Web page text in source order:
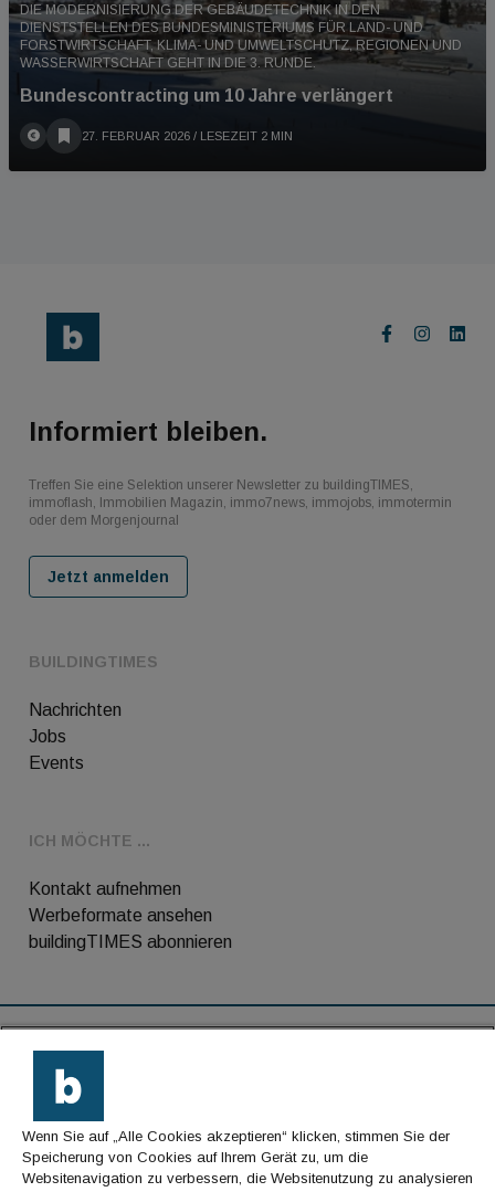
DIE MODERNISIERUNG DER GEBÄUDETECHNIK IN DEN
DIENSTSTELLEN DES BUNDESMINISTERIUMS FÜR LAND- UND
FORSTWIRTSCHAFT, KLIMA- UND UMWELTSCHUTZ, REGIONEN UND
WASSERWIRTSCHAFT GEHT IN DIE 3. RUNDE.
Bundescontracting um 10 Jahre verlängert
27. FEBRUAR 2026 / LESEZEIT 2 MIN
BUILDINGTIMES
Nachrichten
Jobs
Events
ICH MÖCHTE ...
Kontakt aufnehmen
Werbeformate ansehen
buildingTIMES abonnieren
Informiert bleiben.
Treffen Sie eine Selektion unserer Newsletter zu buildingTIMES,
immoflash, Immobilien Magazin, immo7news, immojobs, immotermin
oder dem Morgenjournal
Jetzt anmelden
Kontakt
Impressum
Datenschutz
Wenn Sie auf „Alle Cookies akzeptieren“ klicken, stimmen Sie der
Speicherung von Cookies auf Ihrem Gerät zu, um die
Websitenavigation zu verbessern, die Websitenutzung zu analysieren